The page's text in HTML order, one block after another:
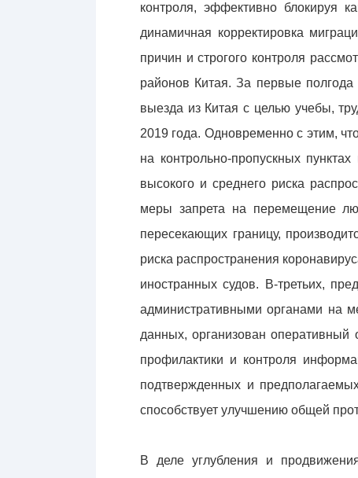
контроля, эффективно блокируя
динамичная корректировка
причин и строгого контроля
районов Китая. За первые
выезда из Китая с целью учебы,
2019 года. Одновременно с этим,
на контрольно-пропускных
высокого и среднего риска
меры запрета на перемещение
пересекающих границу,
риска распространения
иностранных судов. В-третьих,
административными органами на
данных, организован
профилактики и контроля
подтвержденных и
способствует улучшению общей
В деле углубления и